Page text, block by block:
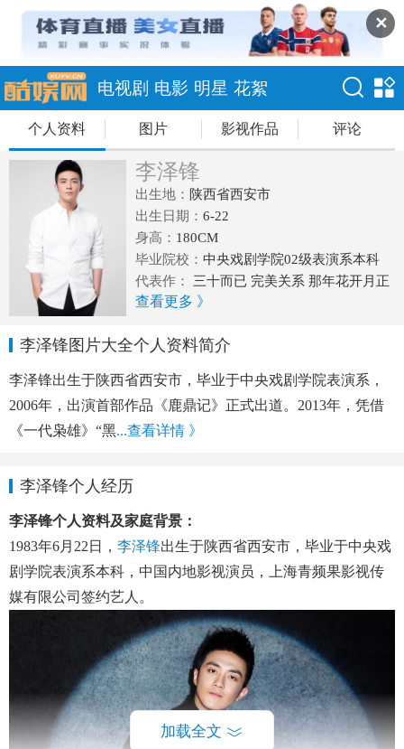
✕
电视剧 电影 明星 花絮
个人资料 图片 影视作品 评论
李泽锋
出生地： 陕西省西安市
出生日期： 6-22
身高： 180CM
毕业院校： 中央戏剧学院02级表演系本科
代表作：
三十而已 完美关系 那年花开月正
圆 一代枭雄 卧底 乱世丽人行
查看更多 》
李泽锋图片大全个人资料简介
李泽锋出生于陕西省西安市，毕业于中央戏剧学院表演系，
2006年，出演首部作品《鹿鼎记》正式出道。2013年，凭借
《一代枭雄》“黑...查看详情 》
李泽锋个人经历
李泽锋个人资料及家庭背景：
1983年6月22日， 李泽锋出生于陕西省西安市，毕业于中央戏
剧学院表演系本科，中国内地影视演员，上海青频果影视传
媒有限公司签约艺人。
加载全文